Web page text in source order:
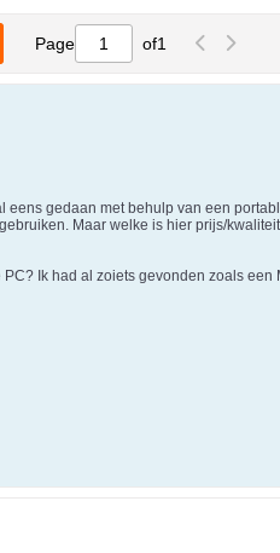
Page of1
gedaan met behulp van een
Maar welke is hier prijs/
Ik had al zoiets gevonden zoals een